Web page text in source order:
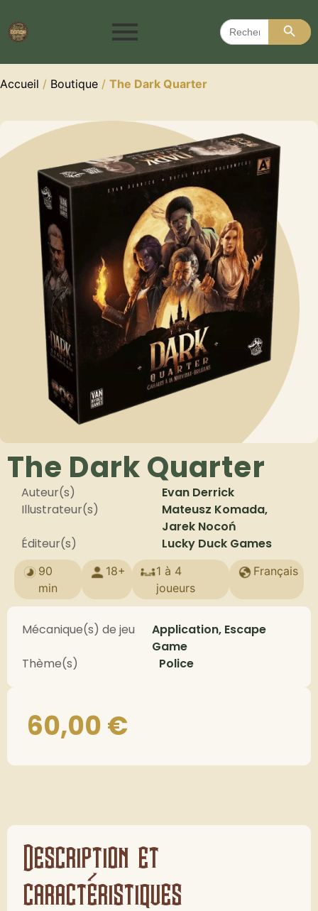
Search
for:
Search
Accueil / Boutique / The Dark Quarter
The Dark Quarter
Auteur(s)
Evan Derrick
Illustrateur(s)
Mateusz Komada,
Jarek Nocoń
Éditeur(s)
Lucky Duck Games
90
min
18+
1 à 4
joueurs
Français
Mécanique(s) de jeu
Application, Escape
Game
Thème(s)
Police
60,00€
Description et
caractéristiques